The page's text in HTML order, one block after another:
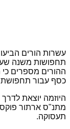
עשרות הורים
תחפושות משנה
ההורים מספרים
כסף עבור
היוזמה יוצאת
מתנ"ס ארתור
תעסוקה.